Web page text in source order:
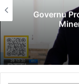
Lei
Polisiál